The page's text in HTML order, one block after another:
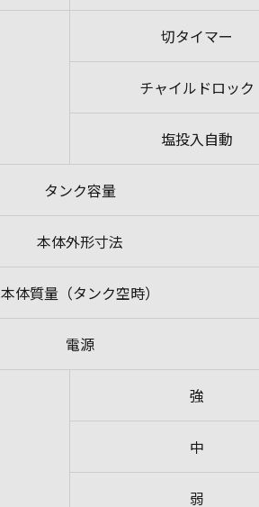
切タイマー
チャイルドロック
塩投入自動
タンク容量
本体外形寸法
本体質量（タンク空時）
電源
強
中
弱